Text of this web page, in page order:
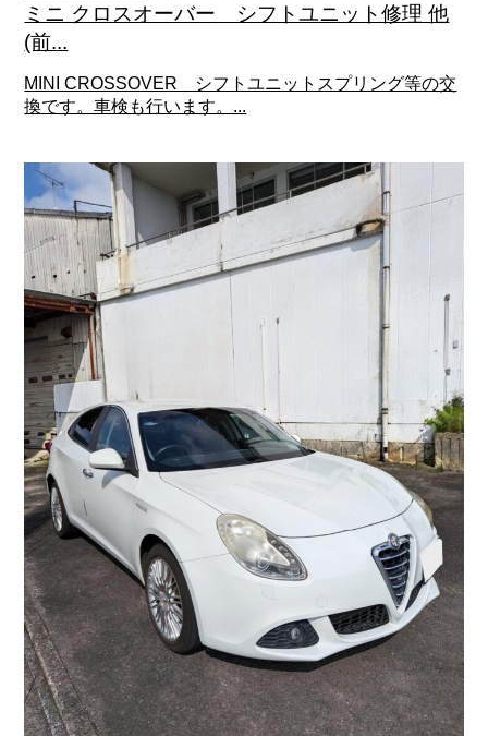
ミニ クロスオーバー シフトユニット修理 他
(前...
MINI CROSSOVER シフトユニットスプリング等の交
換です。車検も行います。...